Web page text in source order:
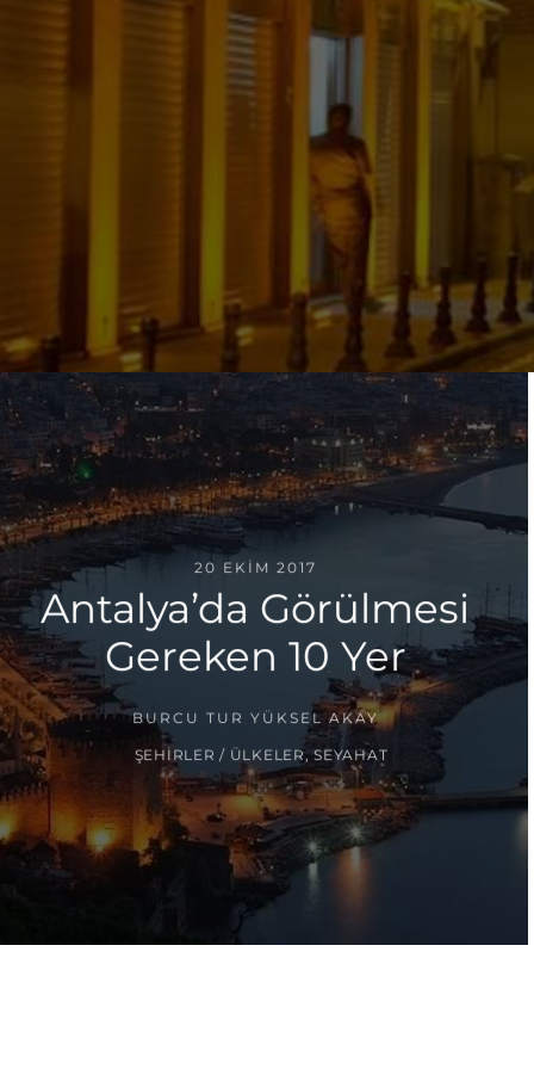
20 EKIM 2017
Antalya’da Görülmesi
Gereken 10 Yer
BURCU TUR YÜKSEL AKAY
ŞEHIRLER / ÜLKELER,SEYAHAT